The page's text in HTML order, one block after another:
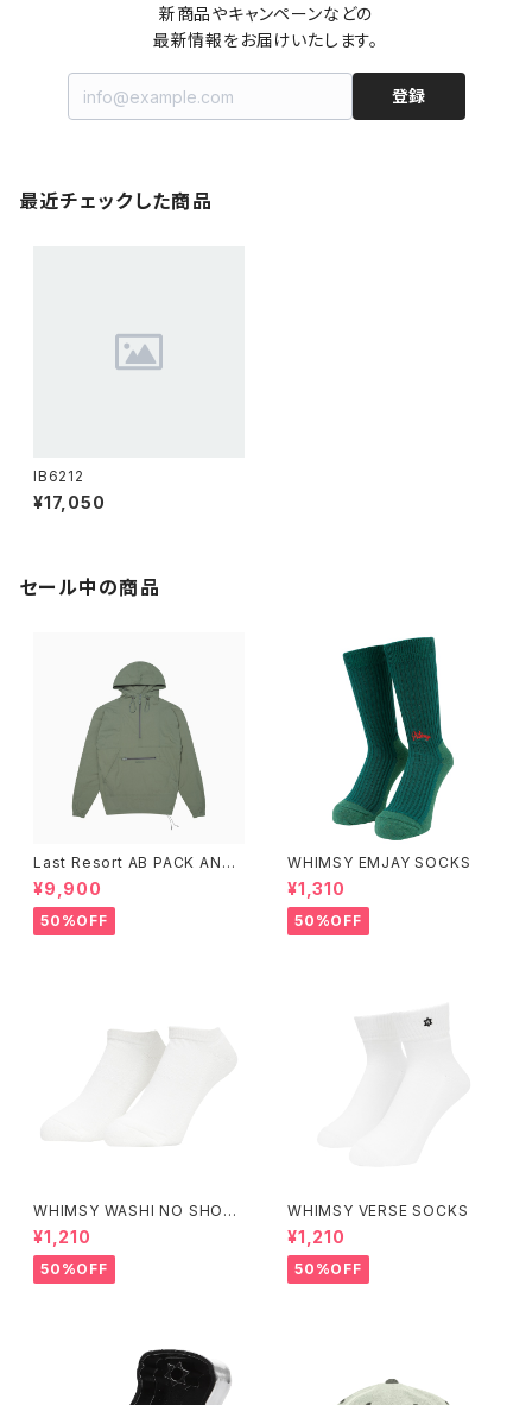
新商品やキャンペーンなどの
最新情報をお届けいたします。
登録
最近チェックした商品
IB6212
¥17,050
セール中の商品
Last Resort AB PACK ANO
RAK SAGE
¥9,900
50%OFF
WHIMSY EMJAY SOCKS
¥1,310
50%OFF
WHIMSY WASHI NO SHOW
SOCKS
¥1,210
50%OFF
WHIMSY VERSE SOCKS
¥1,210
50%OFF